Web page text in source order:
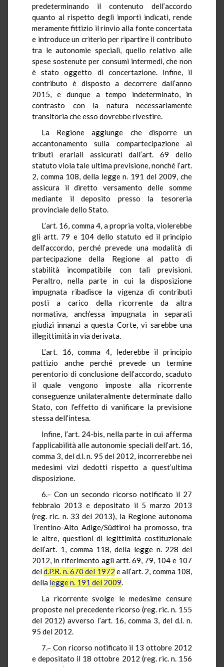
predeterminando il contenuto dell’accordo
quanto al rispetto degli importi indicati, rende
meramente fittizio il rinvio alla fonte concertata
e introduce un criterio per ripartire il contributo
tra le autonomie speciali, quello relativo alle
spese sostenute per consumi intermedi, che non
è stato oggetto di concertazione. Infine, il
contributo è disposto a decorrere dall’anno
2015, e dunque a tempo indeterminato, in
contrasto con la natura necessariamente
transitoria che esso dovrebbe rivestire.
La Regione aggiunge che disporre un
accantonamento sulla compartecipazione ai
tributi erariali assicurati dall’art. 69 dello
statuto viola tale ultima previsione, nonché l’art.
2, comma 108, della legge n. 191 del 2009, che
assicura il diretto versamento delle somme
mediante il deposito presso la tesoreria
provinciale dello Stato.
L’art. 16, comma 4, a propria volta, violerebbe
gli artt. 79 e 104 dello statuto ed il principio
dell’accordo, perché prevede una modalità di
partecipazione della Regione al patto di
stabilità incompatibile con tali previsioni.
Peraltro, nella parte in cui la disposizione
impugnata ribadisce la vigenza di contributi
posti a carico della ricorrente da altra
normativa, anch’essa impugnata in separati
giudizi innanzi a questa Corte, vi sarebbe una
illegittimità in via derivata.
L’art. 16, comma 4, lederebbe il principio
pattizio anche perché prevede un termine
perentorio di conclusione dell’accordo, scaduto
il quale vengono imposte alla ricorrente
conseguenze unilateralmente determinate dallo
Stato, con l’effetto di vanificare la previsione
stessa dell’intesa.
Infine, l’art. 24-bis, nella parte in cui afferma
l’applicabilità alle autonomie speciali dell’art. 16,
comma 3, del d.l. n. 95 del 2012, incorrerebbe nei
medesimi vizi dedotti rispetto a quest’ultima
disposizione.
6.– Con un secondo ricorso notificato il 27
febbraio 2013 e depositato il 5 marzo 2013
(reg. ric. n. 33 del 2013), la Regione autonoma
Trentino-Alto Adige/Südtirol ha promosso, tra
le altre, questioni di legittimità costituzionale
dell’art. 1, comma 118, della legge n. 228 del
2012, in riferimento agli artt. 69, 79, 104 e 107
deld.P.R. n. 670 del 1972 e all’art. 2, comma 108,
della legge n. 191 del 2009.
La ricorrente svolge le medesime censure
proposte nel precedente ricorso (reg. ric. n. 155
del 2012) avverso l’art. 16, comma 3, del d.l. n.
95 del 2012.
7.– Con ricorso notificato il 13 ottobre 2012
e depositato il 18 ottobre 2012 (reg. ric. n. 156